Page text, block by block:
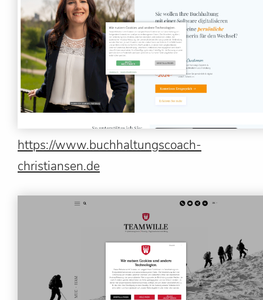
https://www.buchhaltungscoach-
christiansen.de